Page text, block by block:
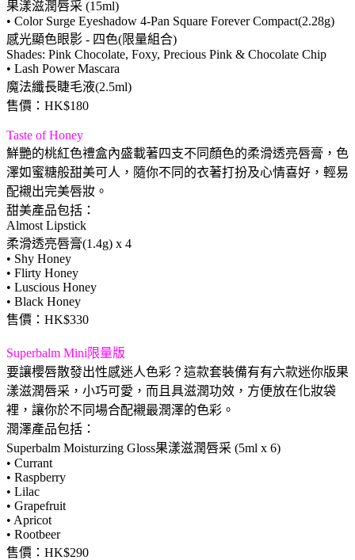
果漾滋潤唇采 (15ml)
• Color Surge Eyeshadow 4-Pan Square Forever Compact(2.28g)
感光顯色眼影 - 四色(限量組合)
Shades: Pink Chocolate, Foxy, Precious Pink & Chocolate Chip
• Lash Power Mascara
魔法纖長睫毛液(2.5ml)
售價：HK$180
Taste of Honey
鮮艷的桃紅色禮盒內盛載著四支不同顏色的柔滑透亮唇膏，色
澤如蜜糖般甜美可人，隨你不同的衣著打扮及心情喜好，輕易
配襯出完美唇妝。
甜美產品包括：
Almost Lipstick
柔滑透亮唇膏(1.4g) x 4
• Shy Honey
• Flirty Honey
• Luscious Honey
• Black Honey
售價：HK$330
Superbalm Mini限量版
要讓櫻唇散發出性感迷人色彩？這款套裝備有有六款迷你版果
漾滋潤唇采，小巧可愛，而且具滋潤功效，方便放在化妝袋
裡，讓你於不同場合配襯最潤澤的色彩。
潤澤產品包括：
Superbalm Moisturzing Gloss果漾滋潤唇采 (5ml x 6)
• Currant
• Raspberry
• Lilac
• Grapefruit
• Apricot
• Rootbeer
售價：HK$290